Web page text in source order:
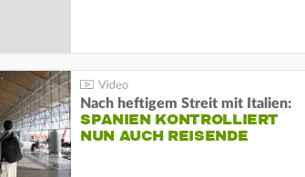
Nach heftigem Streit mit Italien:
SPANIEN KONTROLLIERT
NUN AUCH REISENDE